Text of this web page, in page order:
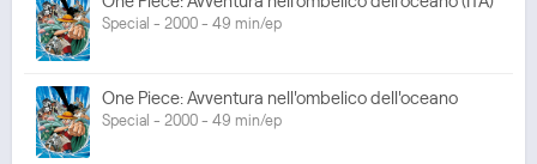
Special - 2000 - 49 min/ep
One Piece: Avventura nell'ombelico dell'oceano
Special - 2000 - 49 min/ep